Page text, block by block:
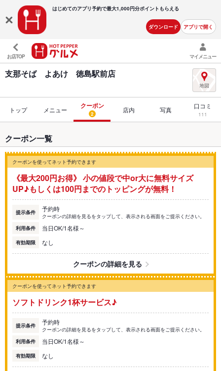
はじめてのアプリ予約で最大1,000円分ポイントもらえる
ダウンロード アプリで開く
お店TOP マイメニュー
支那そば よあけ 徳島駅前店
トップ メニュー クーポン
2 店内 写真 口コミ
111
クーポン一覧
クーポンを使ってネット予約できます
《最大200円お得》 小の値段で中or大に無料サイズ
UP♪もしくは100円までのトッピングが無料！
提示条件 予約時
クーポンの詳細を見るをタップして、表示される画面をご提示ください。
利用条件
当日OK/1名様～
有効期限 なし
クーポンの詳細を見る
クーポンを使ってネット予約できます
ソフトドリンク1杯サービス♪
提示条件 予約時
クーポンの詳細を見るをタップして、表示される画面をご提示ください。
利用条件
当日OK/1名様～
有効期限 なし